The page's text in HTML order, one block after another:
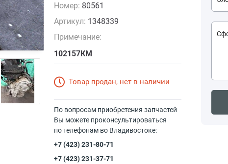
Номер: 80561
Артикул: 1348339
Примечание:
102157КМ
Товар продан, нет в наличии
По вопросам приобретения запчастей
Вы можете проконсультироваться
по телефонам во Владивостоке:
+7 (423) 231-80-71
+7 (423) 231-37-71